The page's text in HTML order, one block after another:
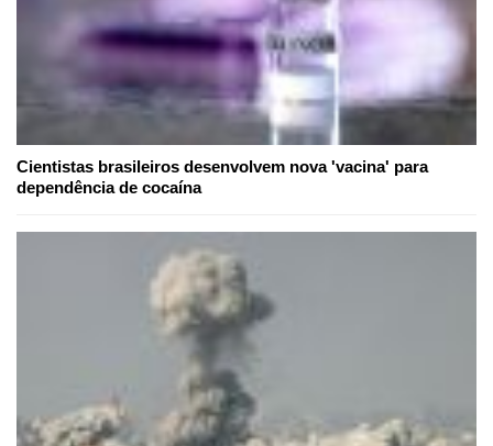
Cientistas brasileiros desenvolvem nova 'vacina' para
dependência de cocaína